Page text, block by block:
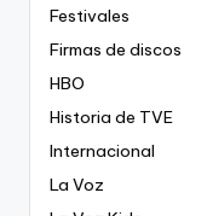
Festivales
Firmas de discos
HBO
Historia de TVE
Internacional
La Voz